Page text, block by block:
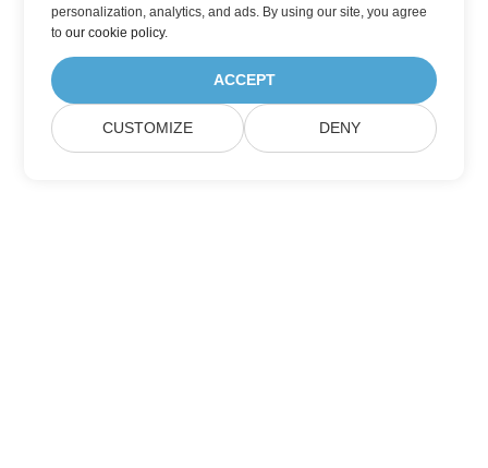
personalization, analytics, and ads. By using our site, you agree
toour cookie policy.
ACCEPT
CUSTOMIZE DENY